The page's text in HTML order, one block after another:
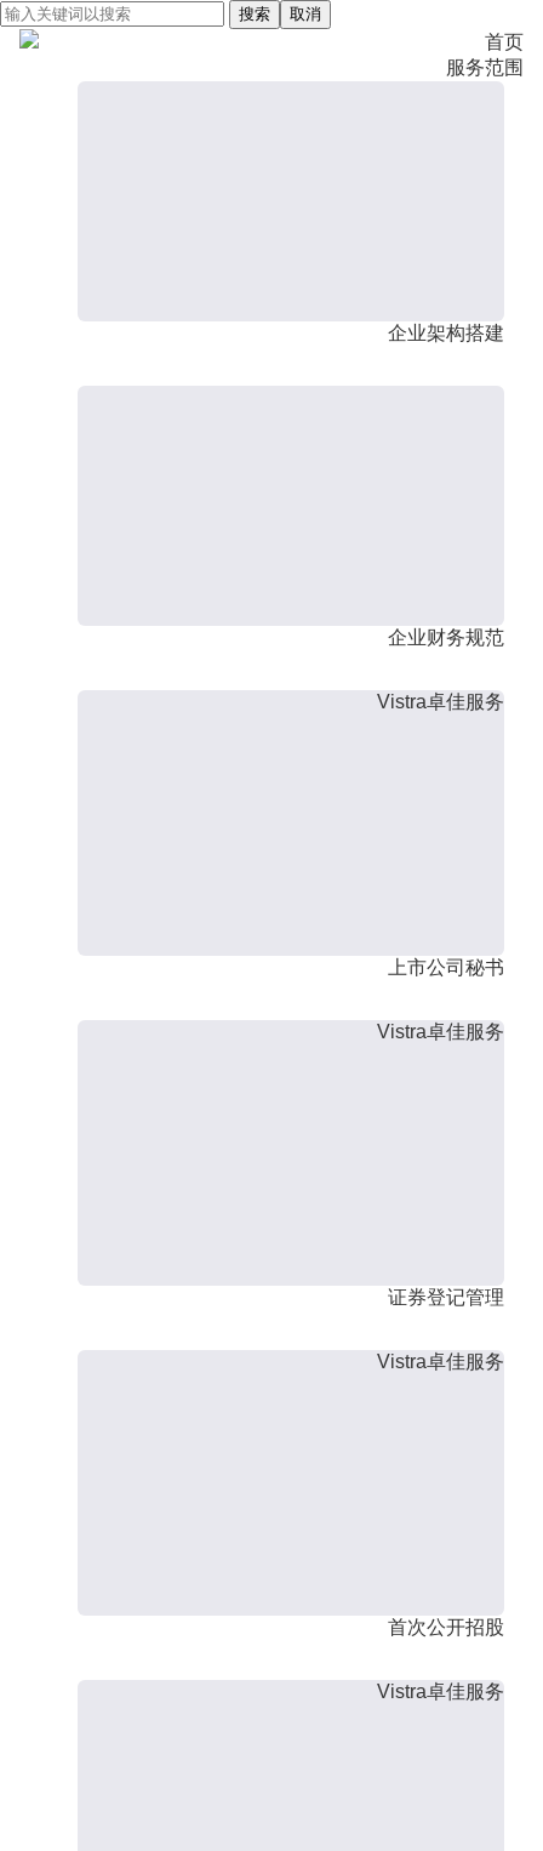
搜索 取消
首页
服务范围
企业架构搭建
企业财务规范
Vistra卓佳服务
上市公司秘书
Vistra卓佳服务
证券登记管理
Vistra卓佳服务
首次公开招股
Vistra卓佳服务